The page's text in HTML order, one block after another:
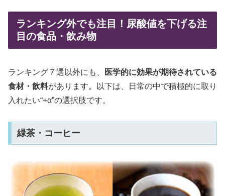
ランキング外でも注目！尿酸値を下げる注
目の食品・飲み物
ランキング７選以外にも、
医学的に効果が期待されている
食材・飲料があります。以下は、日常の中で積極的に取り
入れたい“+α”の選択肢です。
緑茶・コーヒー